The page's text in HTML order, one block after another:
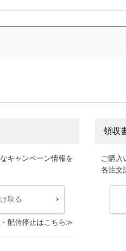
キャンペーン情報を
取る
配信停止はこちら
領収
ご購入
各注文